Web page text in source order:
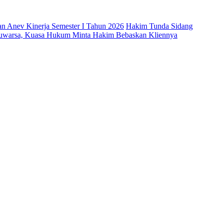
Anev Kinerja Semester I Tahun 2026 Hakim Tunda Sidang
Kuasa Hukum Minta Hakim Bebaskan Kliennya